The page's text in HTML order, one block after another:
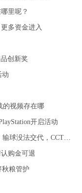
里呢？
多资金进入
创新奖
动
的视频存在哪
开启活动
从1-0到2-0！国足9胜马来西亚，再相遇，输球没法交代，CCTV5直播
购金可退
秋粮管护